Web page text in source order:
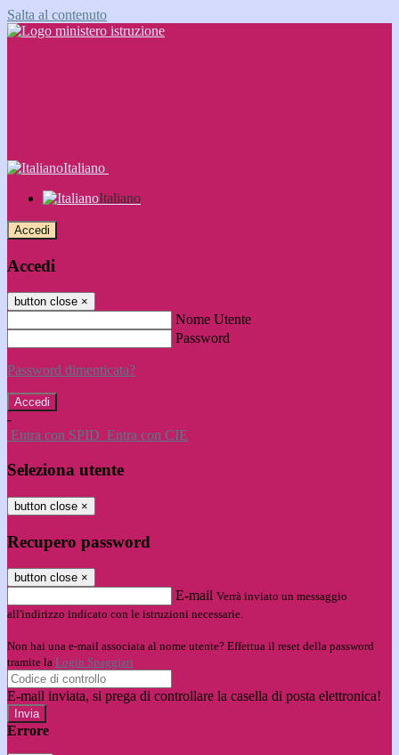
Salta al contenuto
Italiano
Italiano
Accedi
Accedi
button close ×
Nome Utente
Password
Password dimenticata?
-
Entra con SPID Entra con CIE
Seleziona utente
button close ×
Recupero password
button close ×
E-mail Verrà inviato un messaggio
all'indirizzo indicato con le istruzioni necessarie.
Non hai una e-mail associata al nome utente? Effettua il reset della password
tramite la Login Spaggiari
E-mail inviata, si prega di controllare la casella di posta elettronica!
Errore